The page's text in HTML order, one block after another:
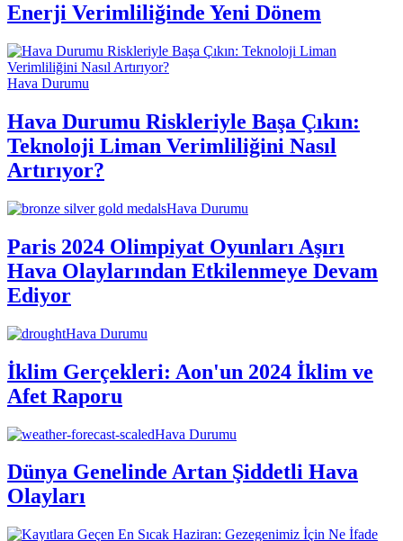
Enerji Verimliliğinde Yeni Dönem
Hava Durumu
Hava Durumu Riskleriyle Başa Çıkın:
Teknoloji Liman Verimliliğini Nasıl
Artırıyor?
Hava Durumu
Paris 2024 Olimpiyat Oyunları Aşırı
Hava Olaylarından Etkilenmeye Devam
Ediyor
Hava Durumu
İklim Gerçekleri: Aon'un 2024 İklim ve
Afet Raporu
Hava Durumu
Dünya Genelinde Artan Şiddetli Hava
Olayları